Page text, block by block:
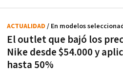
El outlet que bajó los
Nike desde $54.000 y
hasta 50%
ACTUALIDAD / En modelos